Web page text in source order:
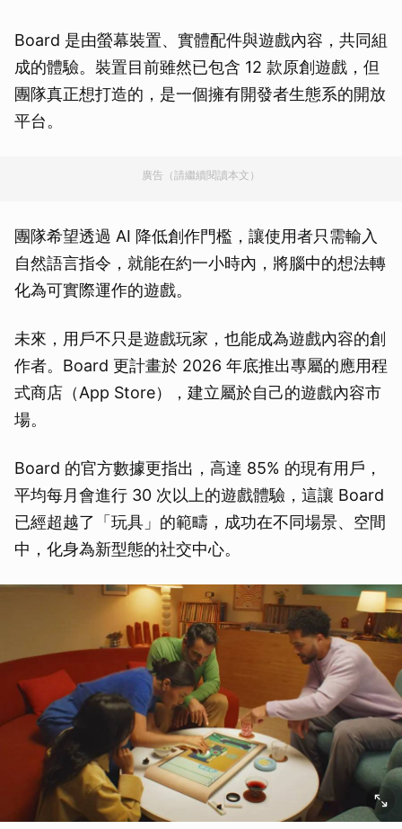
Board 是由螢幕裝置、實體配件與遊戲內容，共同組
成的體驗。裝置目前雖然已包含 12 款原創遊戲，但
團隊真正想打造的，是一個擁有開發者生態系的開放
平台。
廣告（請繼續閱讀本文）
團隊希望透過 AI 降低創作門檻，讓使用者只需輸入
自然語言指令，就能在約一小時內，將腦中的想法轉
化為可實際運作的遊戲。
未來，用戶不只是遊戲玩家，也能成為遊戲內容的創
作者。Board 更計畫於 2026 年底推出專屬的應用程
式商店（App Store），建立屬於自己的遊戲內容市
場。
Board 的官方數據更指出，高達 85% 的現有用戶，
平均每月會進行 30 次以上的遊戲體驗，這讓 Board
已經超越了「玩具」的範疇，成功在不同場景、空間
中，化身為新型態的社交中心。